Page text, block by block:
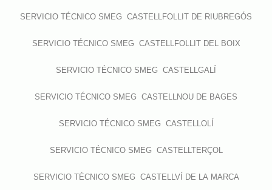
SERVICIO TÉCNICO SMEG CASTELLFOLLIT DE RIUBREGÓS
SERVICIO TÉCNICO SMEG CASTELLFOLLIT DEL BOIX
SERVICIO TÉCNICO SMEG CASTELLGALÍ
SERVICIO TÉCNICO SMEG CASTELLNOU DE BAGES
SERVICIO TÉCNICO SMEG CASTELLOLÍ
SERVICIO TÉCNICO SMEG CASTELLTERÇOL
SERVICIO TÉCNICO SMEG CASTELLVÍ DE LA MARCA